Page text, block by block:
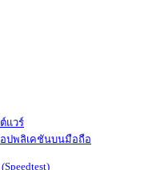
แวร์
ปพลิเคชันบนมือถือ